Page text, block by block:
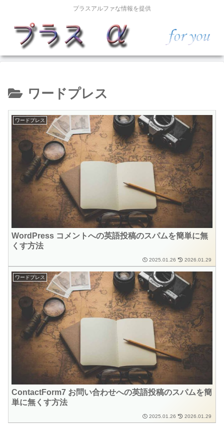
プラスアルファな情報を提供
ワードプレス
ワードプレス
WordPress コメントへの英語投稿のスパムを簡単に無
くす方法
2025.01.26 2026.01.29
ワードプレス
ContactForm7 お問い合わせへの英語投稿のスパムを簡
単に無くす方法
2025.01.26 2026.01.29